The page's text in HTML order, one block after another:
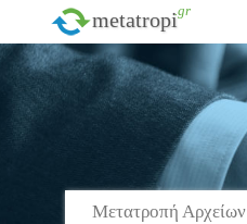
metatropi.gr
Μετατροπή